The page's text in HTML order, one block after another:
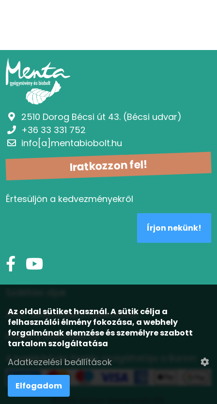
ÁSZF, adatvédelmi tájékoztató
Elállás a szerződéstől
A bankkártyás fizetés szolgáltatója a Barion
Iratkozzon fel!
Értesüljön a kedvezményekről
Írjon nekünk!
2510 Dorog Bécsi út 43. (Bécsi udvar)
+36 33 331 752
info[a]mentabiobolt.hu
©2024 Lisztes-Szerencsés Kft.
Az oldal sütiket használ. A sütik célja a
felhasználói élmény fokozása, a webhely
forgalmának elemzése és személyre szabott
tartalom szolgáltatása
Adatkezelési beállítások
Elfogadom